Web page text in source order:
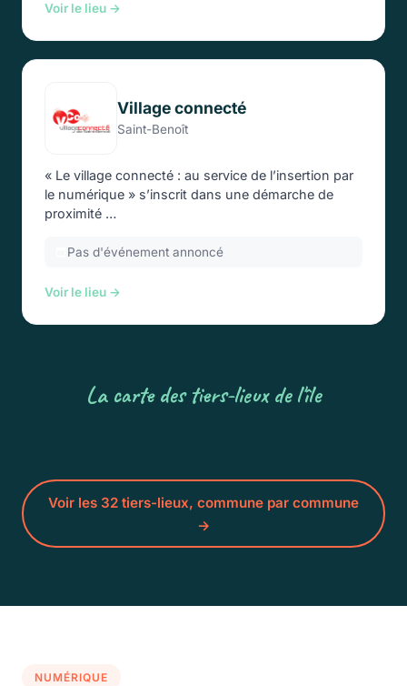
Voir le lieu →
Village connecté
Saint-Benoît
« Le village connecté : au service de l’insertion par
le numérique » s’inscrit dans une démarche de
proximité …
Pas d'événement annoncé
Voir le lieu →
La carte des tiers-lieux de l'île
Voir les 32 tiers-lieux, commune par commune
→
NUMÉRIQUE